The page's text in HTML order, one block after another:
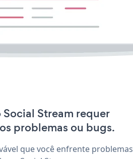
Stream requer
problemas ou bugs.
que você enfrente problemas